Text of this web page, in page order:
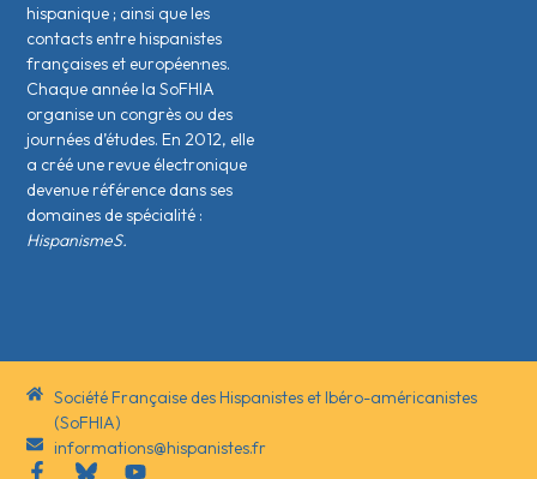
hispanique ; ainsi que les
contacts entre hispanistes
français·es et européen·nes.
Chaque année la SoFHIA
organise un congrès ou des
journées d’études. En 2012, elle
a créé une revue électronique
devenue référence dans ses
domaines de spécialité :
HispanismeS.
Société Française des Hispanistes et Ibéro-américanistes
(SoFHIA)
informations@hispanistes.fr